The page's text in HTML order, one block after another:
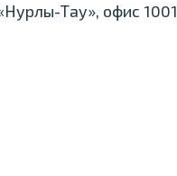
Тау», офис 1001